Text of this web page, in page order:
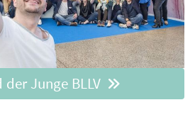
der Junge BLLV